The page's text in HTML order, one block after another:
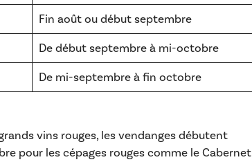
Fin août ou début septembre
De début septembre à mi-octobre
De mi-septembre à fin octobre
vins rouges, les vendanges débutent
pour les cépages rouges comme le Cabernet